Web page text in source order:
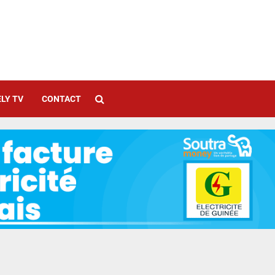
TV CONTACT